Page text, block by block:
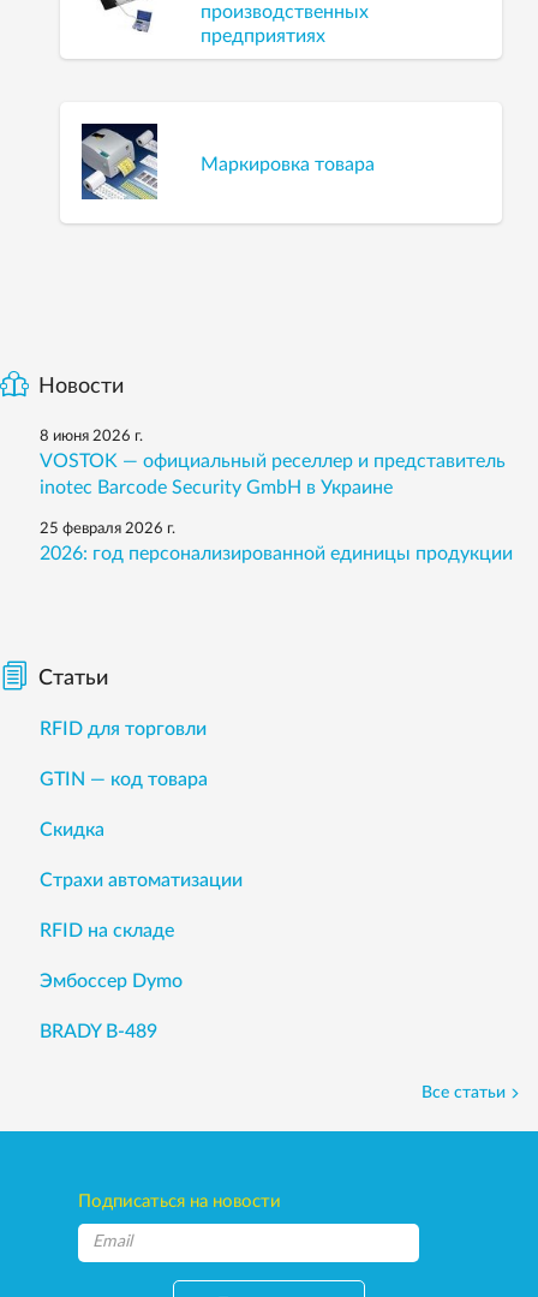
производственных
предприятиях
Маркировка товара
Новости
8 июня 2026 г.
VOSTOK — официальный реселлер и представитель
inotec Barcode Security GmbH в Украине
25 февраля 2026 г.
2026: год персонализированной единицы продукции
Статьи
RFID для торговли
GTIN — код товара
Скидка
Страхи автоматизации
RFID на складе
Эмбоссер Dymo
BRADY B-489
Все статьи
Подписаться на новости